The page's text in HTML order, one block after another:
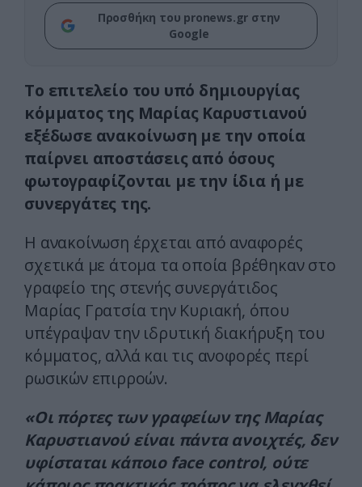
Προσθήκη του pronews.gr στην
Google
Το επιτελείο του υπό δημιουργίας
κόμματος της Μαρίας Καρυστιανού
εξέδωσε ανακοίνωση με την οποία
παίρνει αποστάσεις από όσους
φωτογραφίζονται με την ίδια ή με
συνεργάτες της.
Η ανακοίνωση έρχεται από αναφορές
σχετικά με άτομα τα οποία βρέθηκαν στο
γραφείο της στενής συνεργάτιδος
Μαρίας Γρατσία την Κυριακή, όπου
υπέγραψαν την ιδρυτική διακήρυξη του
κόμματος, αλλά και τις ανοφορές περί
ρωσικών επιρροών.
«Οι πόρτες των γραφείων της Μαρίας
Καρυστιανού είναι πάντα ανοιχτές, δεν
υφίσταται κάποιο face control, ούτε